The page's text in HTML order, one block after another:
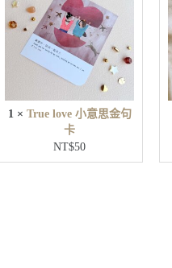
l
o
v
e
金
句
1 × True love 小意思金句
卡
NT$50